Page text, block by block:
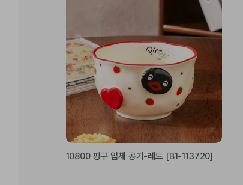
10800 핑구 입체 공기-레드 [B1-113720]